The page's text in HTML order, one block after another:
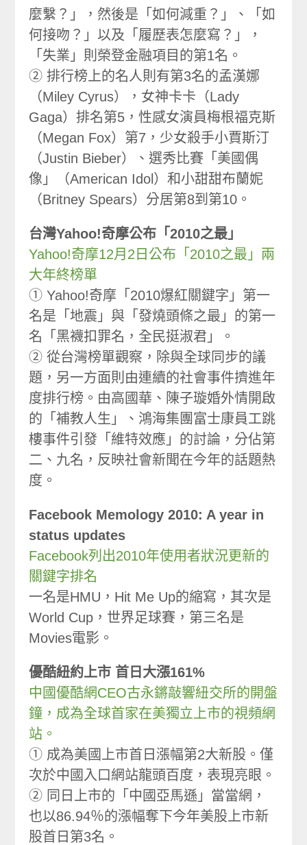
麼繫？」，然後是「如何減重？」、「如
何接吻？」以及「履歷表怎麼寫？」，
「失業」則榮登金融項目的第1名。
② 排行榜上的名人則有第3名的孟漢娜
（Miley Cyrus），女神卡卡（Lady
Gaga）排名第5，性感女演員梅根福克斯
（Megan Fox）第7，少女殺手小賈斯汀
（Justin Bieber）、選秀比賽「美國偶
像」（American Idol）和小甜甜布蘭妮
（Britney Spears）分居第8到第10。
台灣Yahoo!奇摩公布「2010之最」
Yahoo!奇摩12月2日公布「2010之最」兩
大年終榜單
① Yahoo!奇摩「2010爆紅關鍵字」第一
名是「地震」與「發燒頭條之最」的第一
名「黑襪扣罪名，全民挺淑君」。
② 從台灣榜單觀察，除與全球同步的議
題，另一方面則由連續的社會事件擠進年
度排行榜。由高國華、陳子璇婚外情開啟
的「補教人生」、鴻海集團富士康員工跳
樓事件引發「維特效應」的討論，分佔第
二、九名，反映社會新聞在今年的話題熱
度。
Facebook Memology 2010: A year in
status updates
Facebook列出2010年使用者狀況更新的
關鍵字排名
一名是HMU，Hit Me Up的縮寫，其次是
World Cup，世界足球賽，第三名是
Movies電影。
優酷紐約上市 首日大漲161%
中國優酷網CEO古永鏘敲響紐交所的開盤
鐘，成為全球首家在美獨立上市的視頻網
站。
① 成為美國上市首日漲幅第2大新股。僅
次於中國入口網站龍頭百度，表現亮眼。
② 同日上市的「中國亞馬遜」當當網，
也以86.94％的漲幅奪下今年美股上市新
股首日第3名。